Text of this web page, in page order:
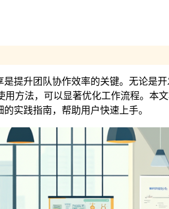
提升团队协作效率的关键。无论是
方法，可以显著优化工作流程。本
实践指南，帮助用户快速上手。